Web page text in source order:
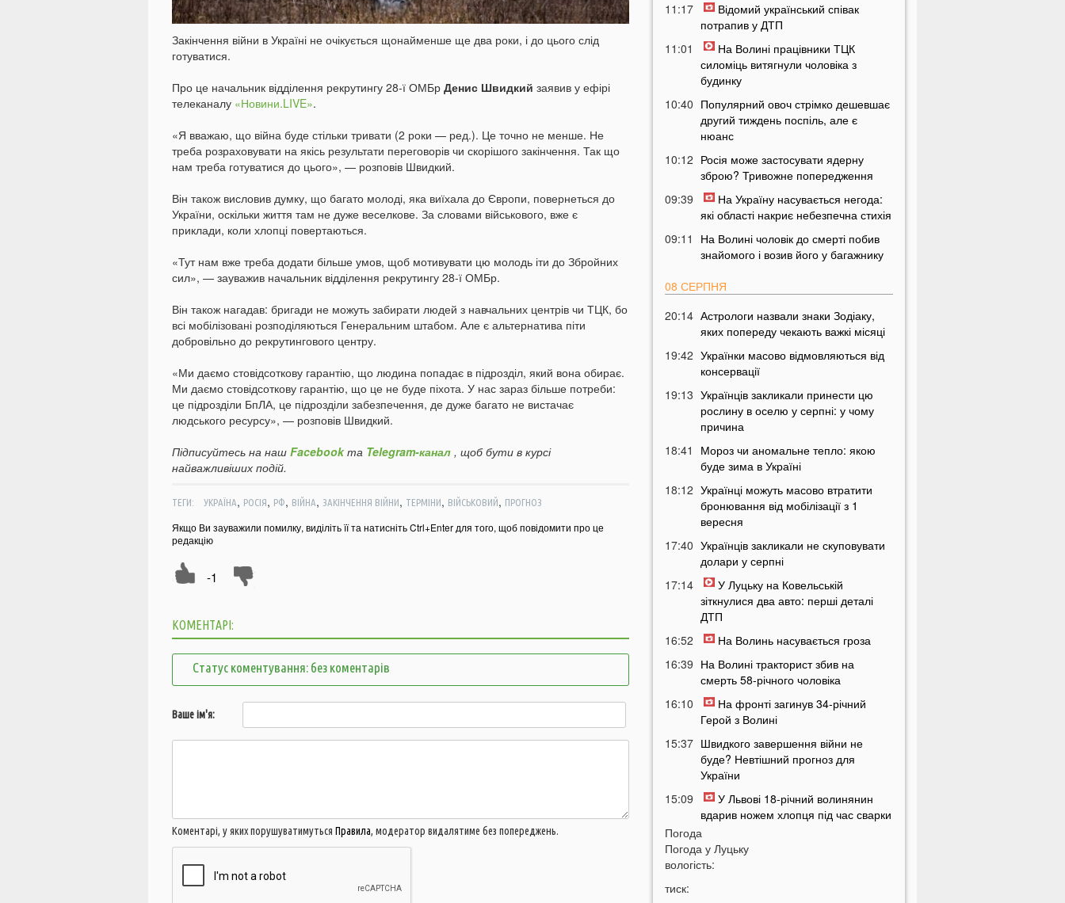
Закінчення війни в Україні не очікується щонайменше ще два роки, і до цього слід
готуватися.
Про це начальник відділення рекрутингу 28-ї ОМБр Денис Швидкий заявив у ефірі
телеканалу «Новини.LIVE».
«Я вважаю, що війна буде стільки тривати (2 роки — ред.). Це точно не менше. Не
треба розраховувати на якісь результати переговорів чи скорішого закінчення. Так що
нам треба готуватися до цього», — розповів Швидкий.
Він також висловив думку, що багато молоді, яка виїхала до Європи, повернеться до
України, оскільки життя там не дуже веселкове. За словами військового, вже є
приклади, коли хлопці повертаються.
«Тут нам вже треба додати більше умов, щоб мотивувати цю молодь іти до Збройних
сил», — зауважив начальник відділення рекрутингу 28-ї ОМБр.
Він також нагадав: бригади не можуть забирати людей з навчальних центрів чи ТЦК, бо
всі мобілізовані розподіляються Генеральним штабом. Але є альтернатива піти
добровільно до рекрутингового центру.
«Ми даємо стовідсоткову гарантію, що людина попадає в підрозділ, який вона обирає.
Ми даємо стовідсоткову гарантію, що це не буде піхота. У нас зараз більше потреби:
це підрозділи БпЛА, це підрозділи забезпечення, де дуже багато не вистачає
людського ресурсу», — розповів Швидкий.
Підписуйтесь на наш Facebookта Telegram-канал , щоб бути в курсі
найважливіших подій.
ТЕГИ: УКРАЇНА, РОСІЯ, РФ, ВІЙНА, ЗАКІНЧЕННЯ ВІЙНИ, ТЕРМІНИ, ВІЙСЬКОВИЙ, ПРОГНОЗ
Якщо Ви зауважили помилку, виділіть її та натисніть Ctrl+Enter для того, щоб повідомити про це
редакцію
-1
КОМЕНТАРІ:
Статус коментування: без коментарів
Ваше ім'я:
Коментарі, у яких порушуватимуться Правила, модератор видалятиме без попереджень.
11:17
Відомий український співак
потрапив у ДТП
11:01
На Волині працівники ТЦК
силоміць витягнули чоловіка з
будинку
10:40 Популярний овоч стрімко дешевшає
другий тиждень поспіль, але є
нюанс
10:12 Росія може застосувати ядерну
зброю? Тривожне попередження
09:39
На Україну насувається негода:
які області накриє небезпечна стихія
09:11
На Волині чоловік до смерті побив
знайомого і возив його у багажнику
08 СЕРПНЯ
20:14 Астрологи назвали знаки Зодіаку,
яких попереду чекають важкі місяці
19:42 Українки масово відмовляються від
консервації
19:13 Українців закликали принести цю
рослину в оселю у серпні: у чому
причина
18:41
Мороз чи аномальне тепло: якою
буде зима в Україні
18:12 Українці можуть масово втратити
бронювання від мобілізації з 1
вересня
17:40 Українців закликали не скуповувати
долари у серпні
17:14
У Луцьку на Ковельській
зіткнулися два авто: перші деталі
ДТП
16:52
На Волинь насувається гроза
16:39 На Волині тракторист збив на
смерть 58-річного чоловіка
16:10
На фронті загинув 34-річний
Герой з Волині
15:37 Швидкого завершення війни не
буде? Невтішний прогноз для
України
15:09
У Львові 18-річний волинянин
вдарив ножем хлопця під час сварки
14:38 На Волині чоловік побив працівника
ТЦК під час перевірки документів
Погода
Погода у Луцьку
вологість:
тиск: